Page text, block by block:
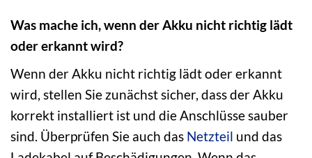
Was mache ich, wenn der Akku nicht richtig lädt
oder erkannt wird?
Wenn der Akku nicht richtig lädt oder erkannt
wird, stellen Sie zunächst sicher, dass der Akku
korrekt installiert ist und die Anschlüsse sauber
sind. Überprüfen Sie auch das Netzteil und das